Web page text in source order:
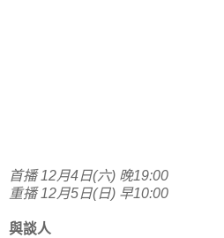
首播 12月4日(六) 晚19:00
重播 12月5日(日) 早10:00
與談人